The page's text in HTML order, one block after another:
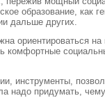
образование, как
дальше других.
ориентироваться
комфортные
инструменты,
надо придумать,